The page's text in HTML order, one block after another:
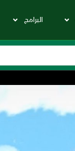
البرامج